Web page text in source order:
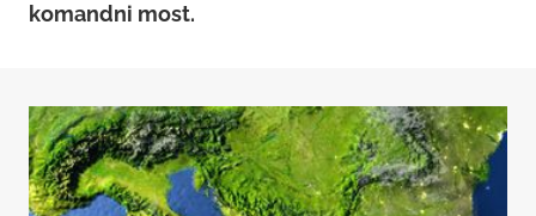
komandni most.